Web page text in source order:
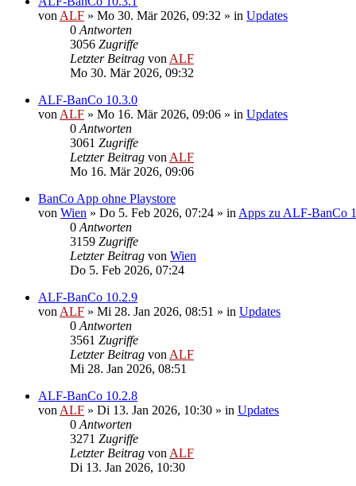
von ALF » Mo 30. Mär 2026, 09:32 » in Updates
0 Antworten
3056 Zugriffe
Letzter Beitrag von ALF
Mo 30. Mär 2026, 09:32
ALF-BanCo 10.3.0
von ALF » Mo 16. Mär 2026, 09:06 » in Updates
0 Antworten
3061 Zugriffe
Letzter Beitrag von ALF
Mo 16. Mär 2026, 09:06
BanCo App ohne Playstore
von Wien » Do 5. Feb 2026, 07:24 » in Apps zu ALF-BanCo
0 Antworten
3159 Zugriffe
Letzter Beitrag von Wien
Do 5. Feb 2026, 07:24
ALF-BanCo 10.2.9
von ALF » Mi 28. Jan 2026, 08:51 » in Updates
0 Antworten
3561 Zugriffe
Letzter Beitrag von ALF
Mi 28. Jan 2026, 08:51
ALF-BanCo 10.2.8
von ALF » Di 13. Jan 2026, 10:30 » in Updates
0 Antworten
3271 Zugriffe
Letzter Beitrag von ALF
Di 13. Jan 2026, 10:30